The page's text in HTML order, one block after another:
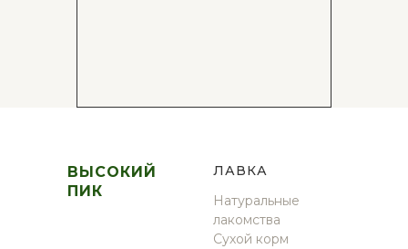
ВЫСОКИЙ
ПИК
ЛАВКА
Натуральные
лакомства
Сухой корм